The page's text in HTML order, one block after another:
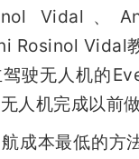
Vidal、
Rosinol Vidal
驶无人机的
人机完成以前
成本最低的方